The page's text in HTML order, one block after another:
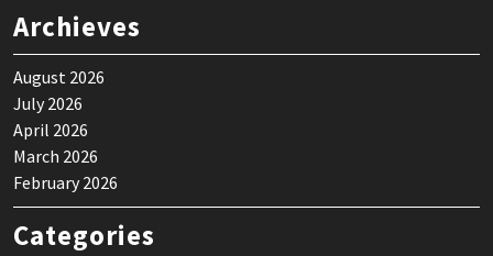
Archieves
August 2026
July 2026
April 2026
March 2026
February 2026
Categories